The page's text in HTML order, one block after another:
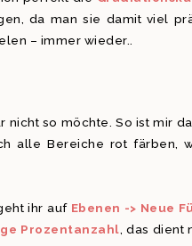
da man sie damit viel
– immer wieder..
so möchte. So ist mir
alle Bereiche rot färben,
ihr auf Ebenen -> Neue
Prozentanzahl , das dient